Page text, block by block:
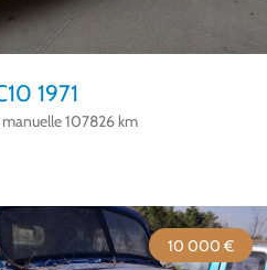
1971
107826 km
10 000 €